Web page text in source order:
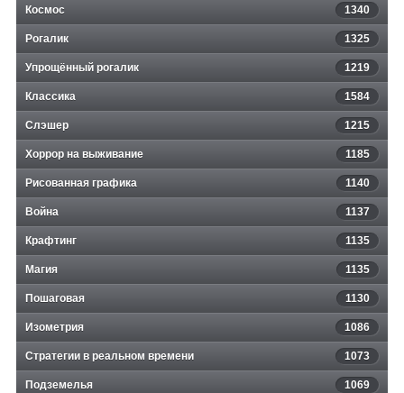
Космос 1340
Рогалик 1325
Упрощённый рогалик 1219
Классика 1584
Слэшер 1215
Хоррор на выживание 1185
Рисованная графика 1140
Война 1137
Крафтинг 1135
Магия 1135
Пошаговая 1130
Изометрия 1086
Стратегии в реальном времени 1073
Подземелья 1069